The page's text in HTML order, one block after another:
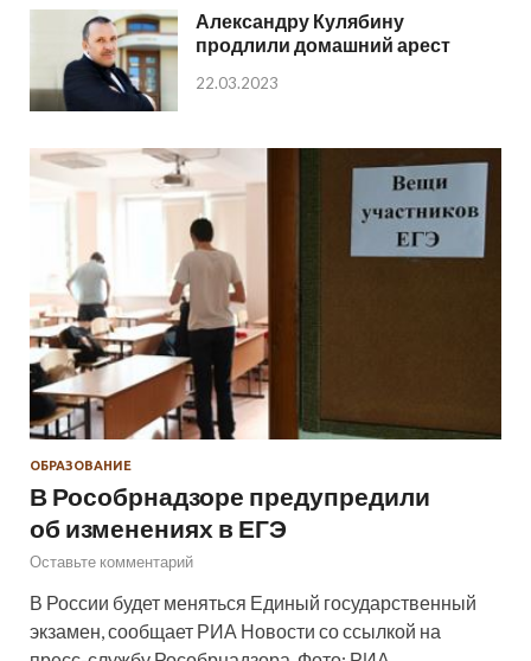
Александру Кулябину
продлили домашний арест
22.03.2023
ОБРАЗОВАНИЕ
В Рособрнадзоре предупредили
об изменениях в ЕГЭ
Оставьте комментарий
В России будет меняться Единый государственный
экзамен, сообщает РИА Новости со ссылкой на